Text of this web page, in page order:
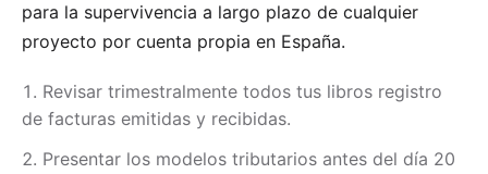
para la supervivencia a largo plazo de cualquier
proyecto por cuenta propia en España.
Revisar trimestralmente todos tus libros registro
de facturas emitidas y recibidas.
Presentar los modelos tributarios antes del día 20